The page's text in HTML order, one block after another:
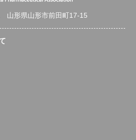
山形県山形市前田町17-15